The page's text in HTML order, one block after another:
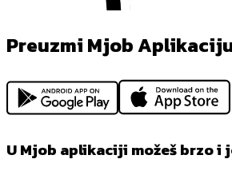
Preuzmi Mjob
U Mjob aplikaciji možeš brzo i